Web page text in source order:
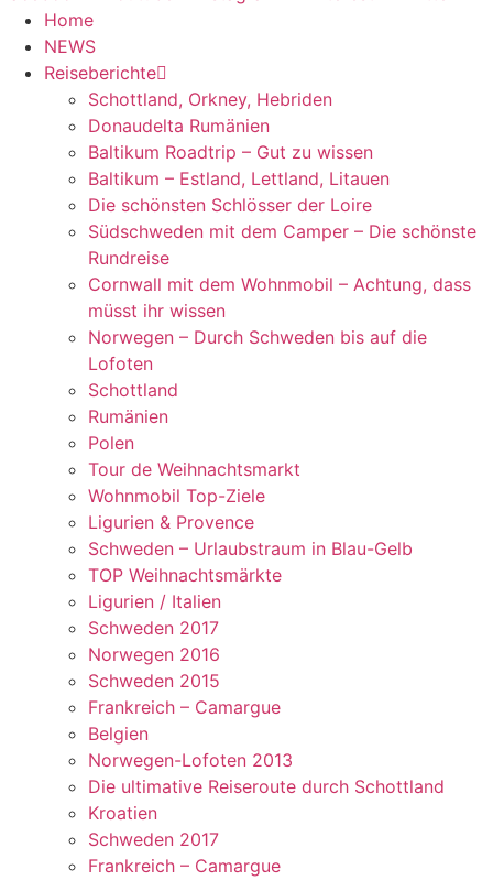
Home
NEWS
Reiseberichte
Schottland, Orkney, Hebriden
Donaudelta Rumänien
Baltikum Roadtrip – Gut zu wissen
Baltikum – Estland, Lettland, Litauen
Die schönsten Schlösser der Loire
Südschweden mit dem Camper – Die schönste
Rundreise
Cornwall mit dem Wohnmobil – Achtung, dass
müsst ihr wissen
Norwegen – Durch Schweden bis auf die
Lofoten
Schottland
Rumänien
Polen
Tour de Weihnachtsmarkt
Wohnmobil Top-Ziele
Ligurien & Provence
Schweden – Urlaubstraum in Blau-Gelb
TOP Weihnachtsmärkte
Ligurien / Italien
Schweden 2017
Norwegen 2016
Schweden 2015
Frankreich – Camargue
Belgien
Norwegen-Lofoten 2013
Die ultimative Reiseroute durch Schottland
Kroatien
Schweden 2017
Frankreich – Camargue